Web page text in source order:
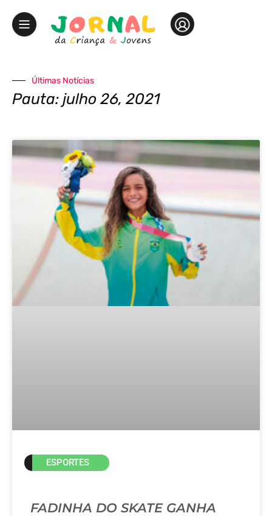
Últimas Notícias
Pauta: julho 26, 2021
ESPORTES
FADINHA DO SKATE GANHA